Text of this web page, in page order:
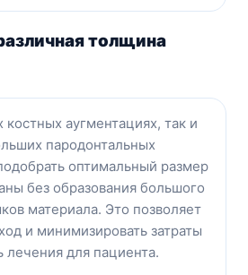
толщина
аугментациях, так и
пародонтальных
оптимальный размер
без образования большого
материала. Это позволяет
и минимизировать затраты
лечения для пациента.